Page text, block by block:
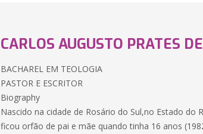
CARLOS AUGUSTO PRATES
BACHAREL EM TEOLOGIA
PASTOR E ESCRITOR
Biography
Nascido na cidade de Rosário do Sul,no Estado do
ficou orfão de pai e mãe quando tinha 16 anos